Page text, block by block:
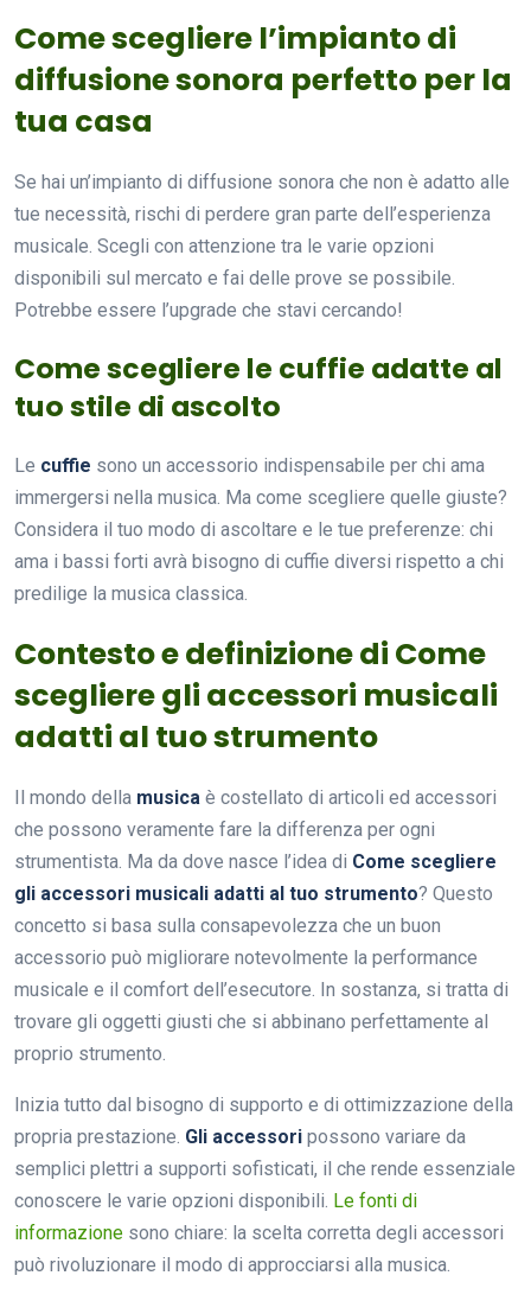
Come scegliere l’impianto di
diffusione sonora perfetto per la
tua casa
Se hai un’impianto di diffusione sonora che non è adatto alle
tue necessità, rischi di perdere gran parte dell’esperienza
musicale. Scegli con attenzione tra le varie opzioni
disponibili sul mercato e fai delle prove se possibile.
Potrebbe essere l’upgrade che stavi cercando!
Come scegliere le cuffie adatte al
tuo stile di ascolto
Le cuffie sono un accessorio indispensabile per chi ama
immergersi nella musica. Ma come scegliere quelle giuste?
Considera il tuo modo di ascoltare e le tue preferenze: chi
ama i bassi forti avrà bisogno di cuffie diversi rispetto a chi
predilige la musica classica.
Contesto e definizione di Come
scegliere gli accessori musicali
adatti al tuo strumento
Il mondo della musica è costellato di articoli ed accessori
che possono veramente fare la differenza per ogni
strumentista. Ma da dove nasce l’idea di Come scegliere
gli accessori musicali adatti al tuo strumento? Questo
concetto si basa sulla consapevolezza che un buon
accessorio può migliorare notevolmente la performance
musicale e il comfort dell’esecutore. In sostanza, si tratta di
trovare gli oggetti giusti che si abbinano perfettamente al
proprio strumento.
Inizia tutto dal bisogno di supporto e di ottimizzazione della
propria prestazione. Gli accessori possono variare da
semplici plettri a supporti sofisticati, il che rende essenziale
conoscere le varie opzioni disponibili. Le fonti di
informazione sono chiare: la scelta corretta degli accessori
può rivoluzionare il modo di approcciarsi alla musica.